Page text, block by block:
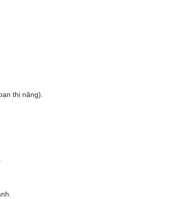
thị nặng).